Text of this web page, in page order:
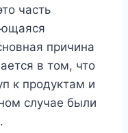
часть
причина
в том, что
к продуктам и
случае были